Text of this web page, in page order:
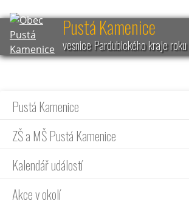
Pustá Kamenice
vesnice Pardubického kraje
Pustá Kamenice
ZŠ a MŠ Pustá Kamenice
Kalendář událostí
Akce v okolí